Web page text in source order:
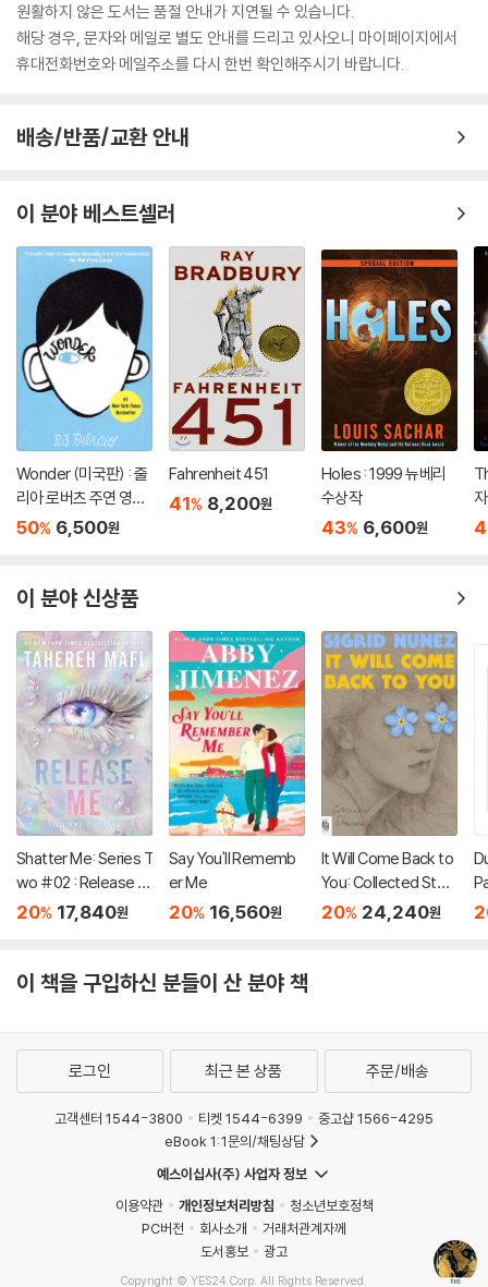
원활하지 않은 도서는 품절 안내가 지연될 수 있습니다.
해당 경우, 문자와 메일로 별도 안내를 드리고 있사오니 마이페이지에서
휴대전화번호와 메일주소를 다시 한번 확인해주시기 바랍니다.
배송/반품/교환 안내
이 분야 베스트셀러
Wonder (미국판) : 줄
리아 로버츠 주연 영화
'원더' 원작 소설
50% 6,500원
Fahrenheit 451
41% 8,200원
Holes : 1999 뉴베리
수상작
43% 6,600원
자
이 분야 신상품
Shatter Me: Series T
wo #02 : Release M
e
20% 17,840원
Say You'll Rememb
er Me
20% 16,560원
It Will Come Back to
You: Collected Stori
es
20% 24,240원
이 책을 구입하신 분들이 산 분야 책
로그인 최근 본 상품 주문/배송
고객센터 1544-3800 티켓 1544-6399
중고샵 1566-4295
eBook 1:1문의/채팅상담
예스이십사(주) 사업자 정보
이용약관
개인정보처리방침
청소년보호정책
PC버전
회사소개
거래처관계자께
도서홍보
광고
Copyright © YES24 Corp. All Rights Reserved.